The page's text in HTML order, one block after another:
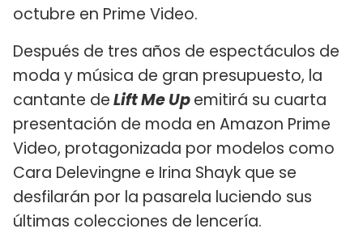
octubre en Prime Video.
Después de tres años de espectáculos de
moda y música de gran presupuesto, la
cantante deLift Me Upemitirá su cuarta
presentación de moda en Amazon Prime
Video, protagonizada por modelos como
Cara Delevingne e Irina Shayk que se
desfilarán por la pasarela luciendo sus
últimas colecciones de lencería.